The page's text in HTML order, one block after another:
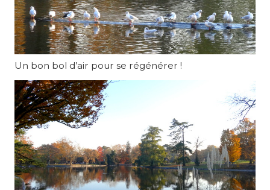
Un bon bol d’air pour se régénérer !